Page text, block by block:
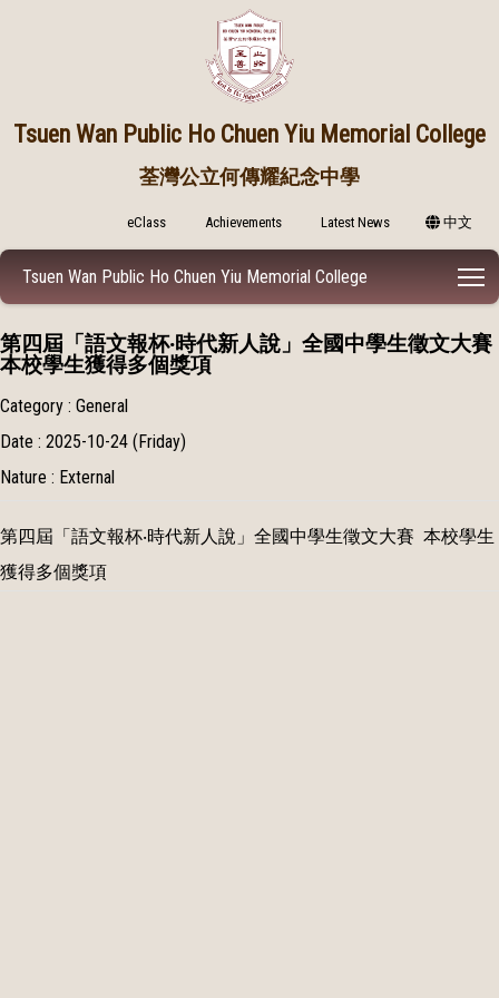
Tsuen Wan Public Ho Chuen Yiu Memorial College
荃灣公立何傳耀紀念中學
eClass Achievements Latest News 中文
Tsuen Wan Public Ho Chuen Yiu Memorial College
第四屆「語文報杯‧時代新人說」全國中學生徵文大賽
本校學生獲得多個獎項
Category : General
Date : 2025-10-24 (Friday)
Nature : External
第四屆「語文報杯‧時代新人說」全國中學生徵文大賽 本校學生
獲得多個獎項